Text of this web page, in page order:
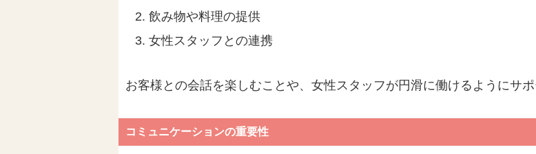
飲み物や料理の提供
女性スタッフとの連携
お客様との会話を楽しむことや、女性スタッフが円滑に働けるようにサポ
コミュニケーションの重要性